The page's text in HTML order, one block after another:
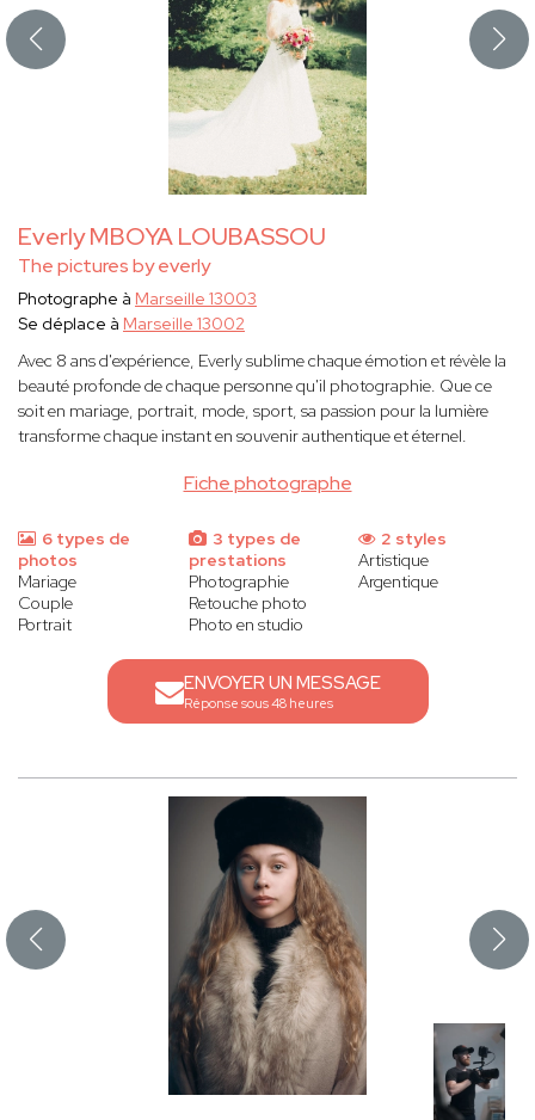
Everly MBOYA LOUBASSOU
The pictures by everly
Fiche photographe
Photographe à Marseille 13003
Se déplace à Marseille 13002
Avec 8 ans d'expérience, Everly sublime chaque émotion et révèle la
beauté profonde de chaque personne qu'il photographie. Que ce
soit en mariage, portrait, mode, sport, sa passion pour la lumière
transforme chaque instant en souvenir authentique et éternel.
6 types de
photos
Mariage
Couple
Portrait
3 types de
prestations
Photographie
Retouche photo
Photo en studio
2 styles
Artistique
Argentique
ENVOYER UN MESSAGE
Réponse sous 48 heures